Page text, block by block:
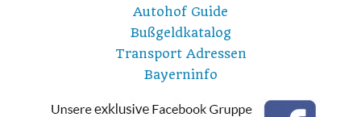
Autohof Guide
Bußgeldkatalog
Transport Adressen
Bayerninfo